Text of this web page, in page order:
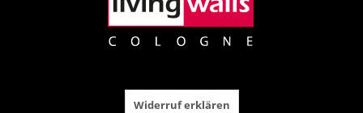
Widerruf erklären